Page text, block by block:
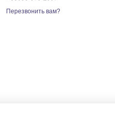
Перезвонить вам?